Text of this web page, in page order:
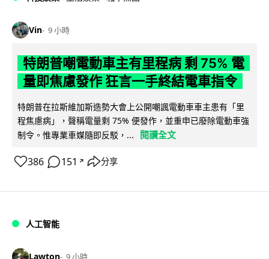
Vin 9 小時
特朗普嘲電動車主有里程病 剩 75% 電
量即焦慮發作 狂言一手終結電車指令
特朗普在拉斯維加斯造勢大會上公開嘲諷電動車車主患有「里
程焦慮病」，聲稱電量剩 75% 便發作，並重申已廢除電動車強
制令。惟專業車媒隨即反駁，...
閱讀全文
386 151 ↗ 分享
人工智能
Lawton 9 小時